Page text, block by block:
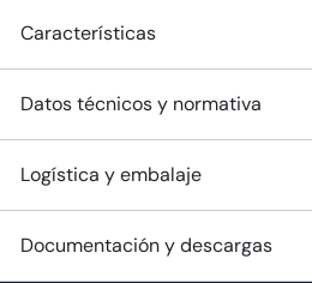
Características
Datos técnicos y normativa
Logística y embalaje
Documentación y descargas